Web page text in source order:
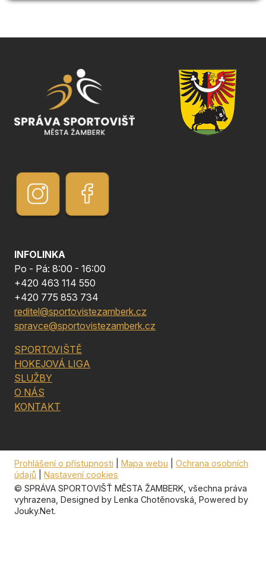
INFOLINKA
Po - Pá: 8:00 - 16:00
+420 463 114 550
+420 775 853 734
reditel@sportovistezamberk.cz
spravce@sportovistezamberk.cz
SPORTOVIŠTĚ
HOKEJOVÁ LIGA
SLUŽBY
O NÁS
KONTAKT
Prohlášení o přístupnosti Mapa webu
Ochrana osobních
údajů
Nastavení cookies
© SPRÁVA SPORTOVIŠŤ MĚSTA ŽAMBERK, všechna práva
vyhrazena, Designed by Lenka Chotěnovská , Powered by
Jouky.Net.